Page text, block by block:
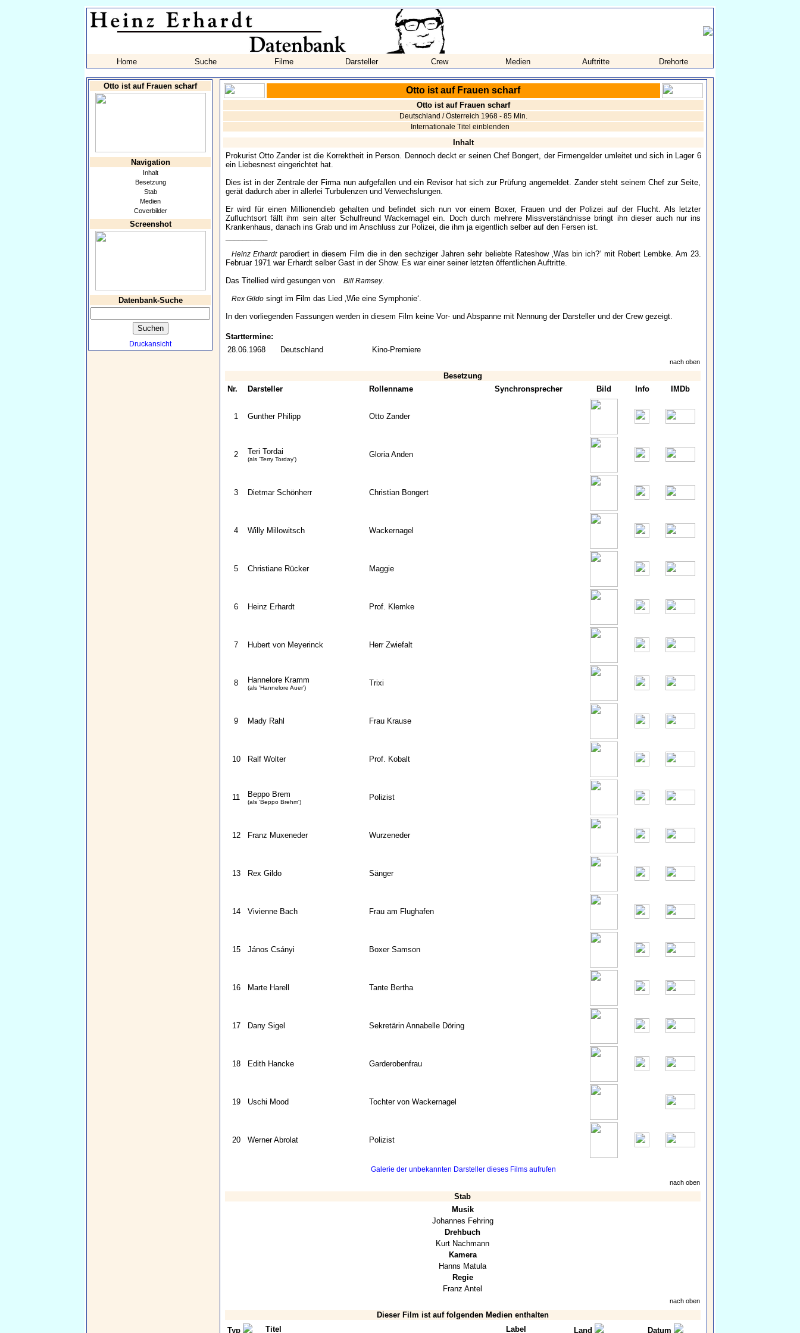
Home Suche Filme Darsteller Crew Medien Auftritte Drehorte
Otto ist auf Frauen scharf
Navigation
Inhalt
Besetzung
Stab
Medien
Coverbilder
Screenshot
Datenbank-Suche
Druckansicht
Otto ist auf Frauen scharf
Otto ist auf Frauen scharf
Deutschland / Österreich 1968 - 85 Min.
Internationale Titel einblenden
Inhalt
Prokurist Otto Zander ist die Korrektheit in Person. Dennoch deckt er seinen Chef Bongert, der Firmengelder umleitet und sich in Lager 6
ein Liebesnest eingerichtet hat.
Dies ist in der Zentrale der Firma nun aufgefallen und ein Revisor hat sich zur Prüfung angemeldet. Zander steht seinem Chef zur Seite,
gerät dadurch aber in allerlei Turbulenzen und Verwechslungen.
Er wird für einen Millionendieb gehalten und befindet sich nun vor einem Boxer, Frauen und der Polizei auf der Flucht. Als letzter
Zufluchtsort fällt ihm sein alter Schulfreund Wackernagel ein. Doch durch mehrere Missverständnisse bringt ihn dieser auch nur ins
Krankenhaus, danach ins Grab und im Anschluss zur Polizei, die ihm ja eigentlich selber auf den Fersen ist.
Heinz Erhardtparodiert in diesem Film die in den sechziger Jahren sehr beliebte Rateshow ‚Was bin ich?‘ mit Robert Lembke. Am 23.
Februar 1971 war Erhardt selber Gast in der Show. Es war einer seiner letzten öffentlichen Auftritte.
Das Titellied wird gesungen von
Bill Ramsey.
Rex Gildosingt im Film das Lied ‚Wie eine Symphonie‘.
In den vorliegenden Fassungen werden in diesem Film keine Vor- und Abspanne mit Nennung der Darsteller und der Crew gezeigt.
Starttermine:
28.06.1968
Deutschland Kino-Premiere
nach oben
Besetzung
Nr.
Darsteller Rollenname Synchronsprecher Bild Info IMDb
1 Gunther Philipp Otto Zander
2 Teri Tordai
(als 'Terry Torday')
Gloria Anden
3 Dietmar Schönherr Christian Bongert
4 Willy Millowitsch Wackernagel
5 Christiane Rücker Maggie
6 Heinz Erhardt Prof. Klemke
7 Hubert von Meyerinck Herr Zwiefalt
8 Hannelore Kramm
(als 'Hannelore Auer')
Trixi
9 Mady Rahl Frau Krause
10 Ralf Wolter Prof. Kobalt
11 Beppo Brem
(als 'Beppo Brehm')
Polizist
12 Franz Muxeneder Wurzeneder
13 Rex Gildo Sänger
14 Vivienne Bach Frau am Flughafen
15 János Csányi Boxer Samson
16 Marte Harell Tante Bertha
17 Dany Sigel Sekretärin Annabelle Döring
18 Edith Hancke Garderobenfrau
19 Uschi Mood Tochter von Wackernagel
20 Werner Abrolat Polizist
Galerie der unbekannten Darsteller dieses Films aufrufen
nach oben
Stab
Musik
Johannes Fehring
Drehbuch
Kurt Nachmann
Kamera
Hanns Matula
Regie
Franz Antel
nach oben
Dieser Film ist auf folgenden Medien enthalten
Typ
Titel Label Land Datum